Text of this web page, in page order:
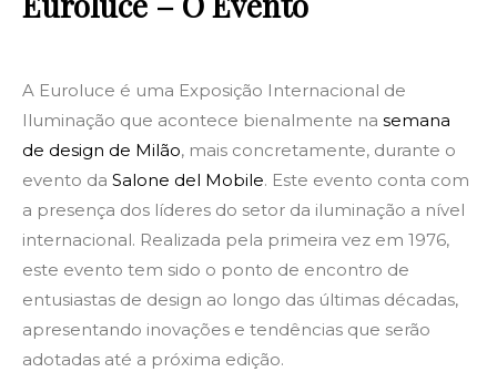
A Euroluce é uma Exposição Internacional de
Iluminação que acontece bienalmente na semana
de design de Milão, mais concretamente, durante o
evento da Salone del Mobile. Este evento conta com
a presença dos líderes do setor da iluminação a nível
internacional. Realizada pela primeira vez em 1976,
este evento tem sido o ponto de encontro de
entusiastas de design ao longo das últimas décadas,
apresentando inovações e tendências que serão
adotadas até a próxima edição.